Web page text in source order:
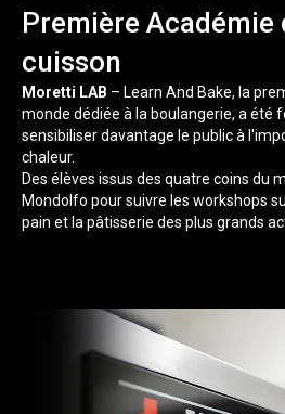
Première Académie
cuisson
Moretti LAB – Learn And Bake, la
monde dédiée à la boulangerie, a été
sensibiliser davantage le public à
chaleur.
Des élèves issus des quatre coins du
Mondolfo pour suivre les workshops
pain et la pâtisserie des plus grands